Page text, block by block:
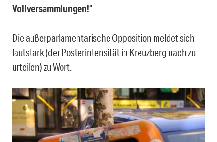
Vollversammlungen!“
Die außerparlamentarische Opposition meldet sich
lautstark (der Posterintensität in Kreuzberg nach zu
urteilen) zu Wort.